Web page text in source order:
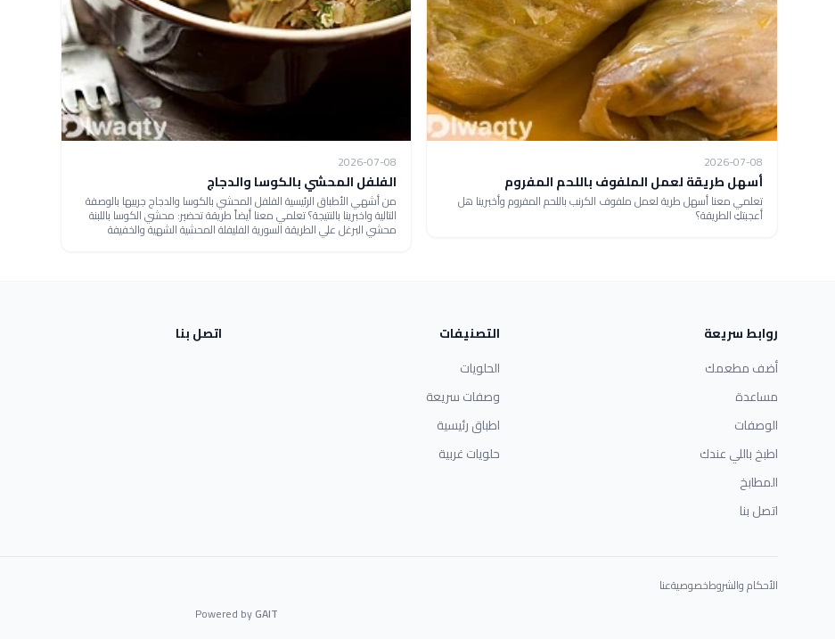
2026-07-08
أسهل طريقة لعمل الملفوف باللحم المفروم
تعلمي معنا أسهل طرية لعمل ملفوف الكرنب باللحم المفروم وأخبرينا هل
أعجبتكِ الطريقة؟
2026-07-08
الفلفل المحشي بالكوسا والدجاج
من أشهي الأطباق الرئيسية الفلفل المحشي بالكوسا والدجاج جربيها بالوصفة
التالية واخبرينا بالنتيجة؟ تعلمي معنا أيضاً طريقة تحضير: محشي الكوسا باللبنة
محشي البرغل علي الطريقة السورية الفليفلة المحشية الشهية والخفيفة
روابط سريعة
أضف مطعمك
مساعدة
الوصفات
اطبخ باللي عندك
المطابخ
اتصل بنا
التصنيفات
الحلويات
وصفات سريعة
اطباق رئيسية
حلويات غربية
اتصل بنا
الأحكام والشروطخصوصيةعنا
Powered byGAIT